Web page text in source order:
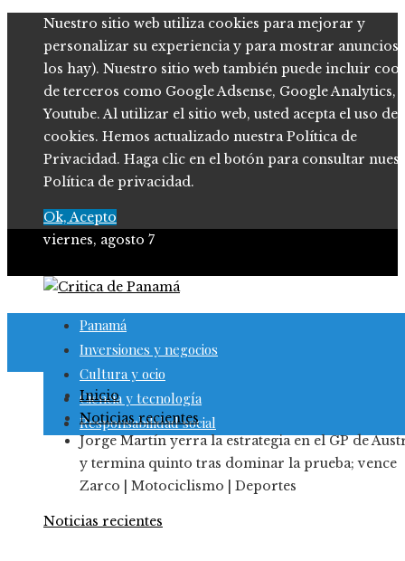
Nuestro sitio web utiliza cookies para mejorar y
personalizar su experiencia y para mostrar anuncios
los hay). Nuestro sitio web también puede incluir
de terceros como Google Adsense, Google Analytics,
Youtube. Al utilizar el sitio web, usted acepta el uso de
cookies. Hemos actualizado nuestra Política de
Privacidad. Haga clic en el botón para consultar
Política de privacidad.
Ok, Acepto
viernes, agosto 7
Panamá
Inversiones y negocios
Cultura y ocio
Ciencia y tecnología
Responsabilidad social
Inicio
Noticias recientes
Jorge Martín yerra la estrategia en el GP de
y termina quinto tras dominar la prueba; vence
Zarco | Motociclismo | Deportes
Noticias recientes